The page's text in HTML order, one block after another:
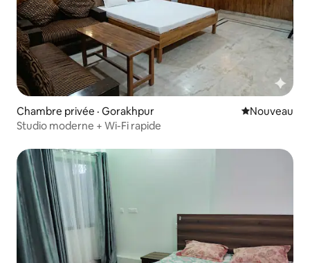
Chambre privée · Gorakhpur Nouvel
Nouveau
Studio moderne + Wi-Fi rapide